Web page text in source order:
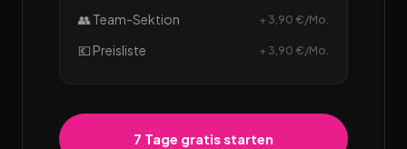
👥 Team-Sektion + 3,90 €/Mo.
💶 Preisliste + 3,90 €/Mo.
7 Tage gratis starten